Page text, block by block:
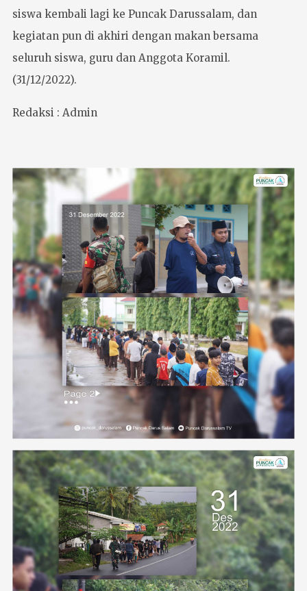
siswa kembali lagi ke Puncak Darussalam, dan
kegiatan pun di akhiri dengan makan bersama
seluruh siswa, guru dan Anggota Koramil.
(31/12/2022).
Redaksi : Admin